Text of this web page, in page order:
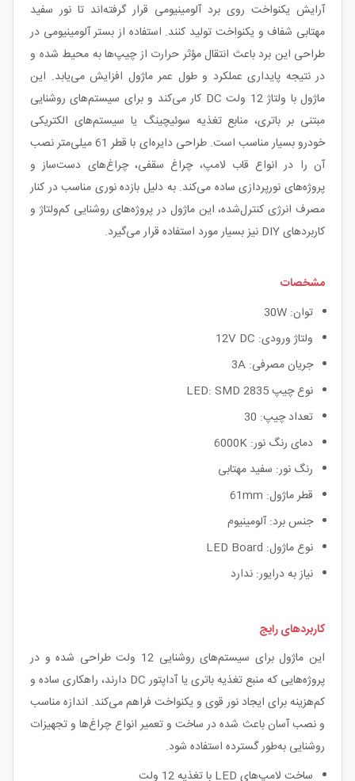
آرایش یکنواخت روی برد آلومینیومی قرار گرفته‌اند تا نور سفید
مهتابی شفاف و یکنواخت تولید کنند. استفاده از بستر آلومینیومی در
طراحی این برد باعث انتقال مؤثر حرارت از چیپ‌ها به محیط شده و
در نتیجه پایداری عملکرد و طول عمر ماژول افزایش می‌یابد. این
ماژول با ولتاژ 12 ولت DC کار می‌کند و برای سیستم‌های روشنایی
مبتنی بر باتری، منابع تغذیه سوئیچینگ یا سیستم‌های الکتریکی
خودرو بسیار مناسب است. طراحی دایره‌ای با قطر 61 میلی‌متر نصب
آن را در انواع قاب لامپ، چراغ سقفی، چراغ‌های دست‌ساز و
پروژه‌های نورپردازی ساده می‌کند. به دلیل بازده نوری مناسب در کنار
مصرف انرژی کنترل‌شده، این ماژول در پروژه‌های روشنایی کم‌ولتاژ و
کاربردهای DIY نیز بسیار مورد استفاده قرار می‌گیرد.
مشخصات
توان: 30W
ولتاژ ورودی: 12V DC
جریان مصرفی: 3A
نوع چیپ LED: SMD 2835
تعداد چیپ: 30
دمای رنگ نور: 6000K
رنگ نور: سفید مهتابی
قطر ماژول: 61mm
جنس برد: آلومینیوم
نوع ماژول: LED Board
نیاز به درایور: ندارد
کاربردهای رایج
این ماژول برای سیستم‌های روشنایی 12 ولت طراحی شده و در
پروژه‌هایی که منبع تغذیه باتری یا آداپتور DC دارند، راهکاری ساده و
کم‌هزینه برای ایجاد نور قوی و یکنواخت فراهم می‌کند. اندازه مناسب
و نصب آسان باعث شده در ساخت و تعمیر انواع چراغ‌ها و تجهیزات
روشنایی به‌طور گسترده استفاده شود.
ساخت لامپ‌های LED با تغذیه 12 ولت